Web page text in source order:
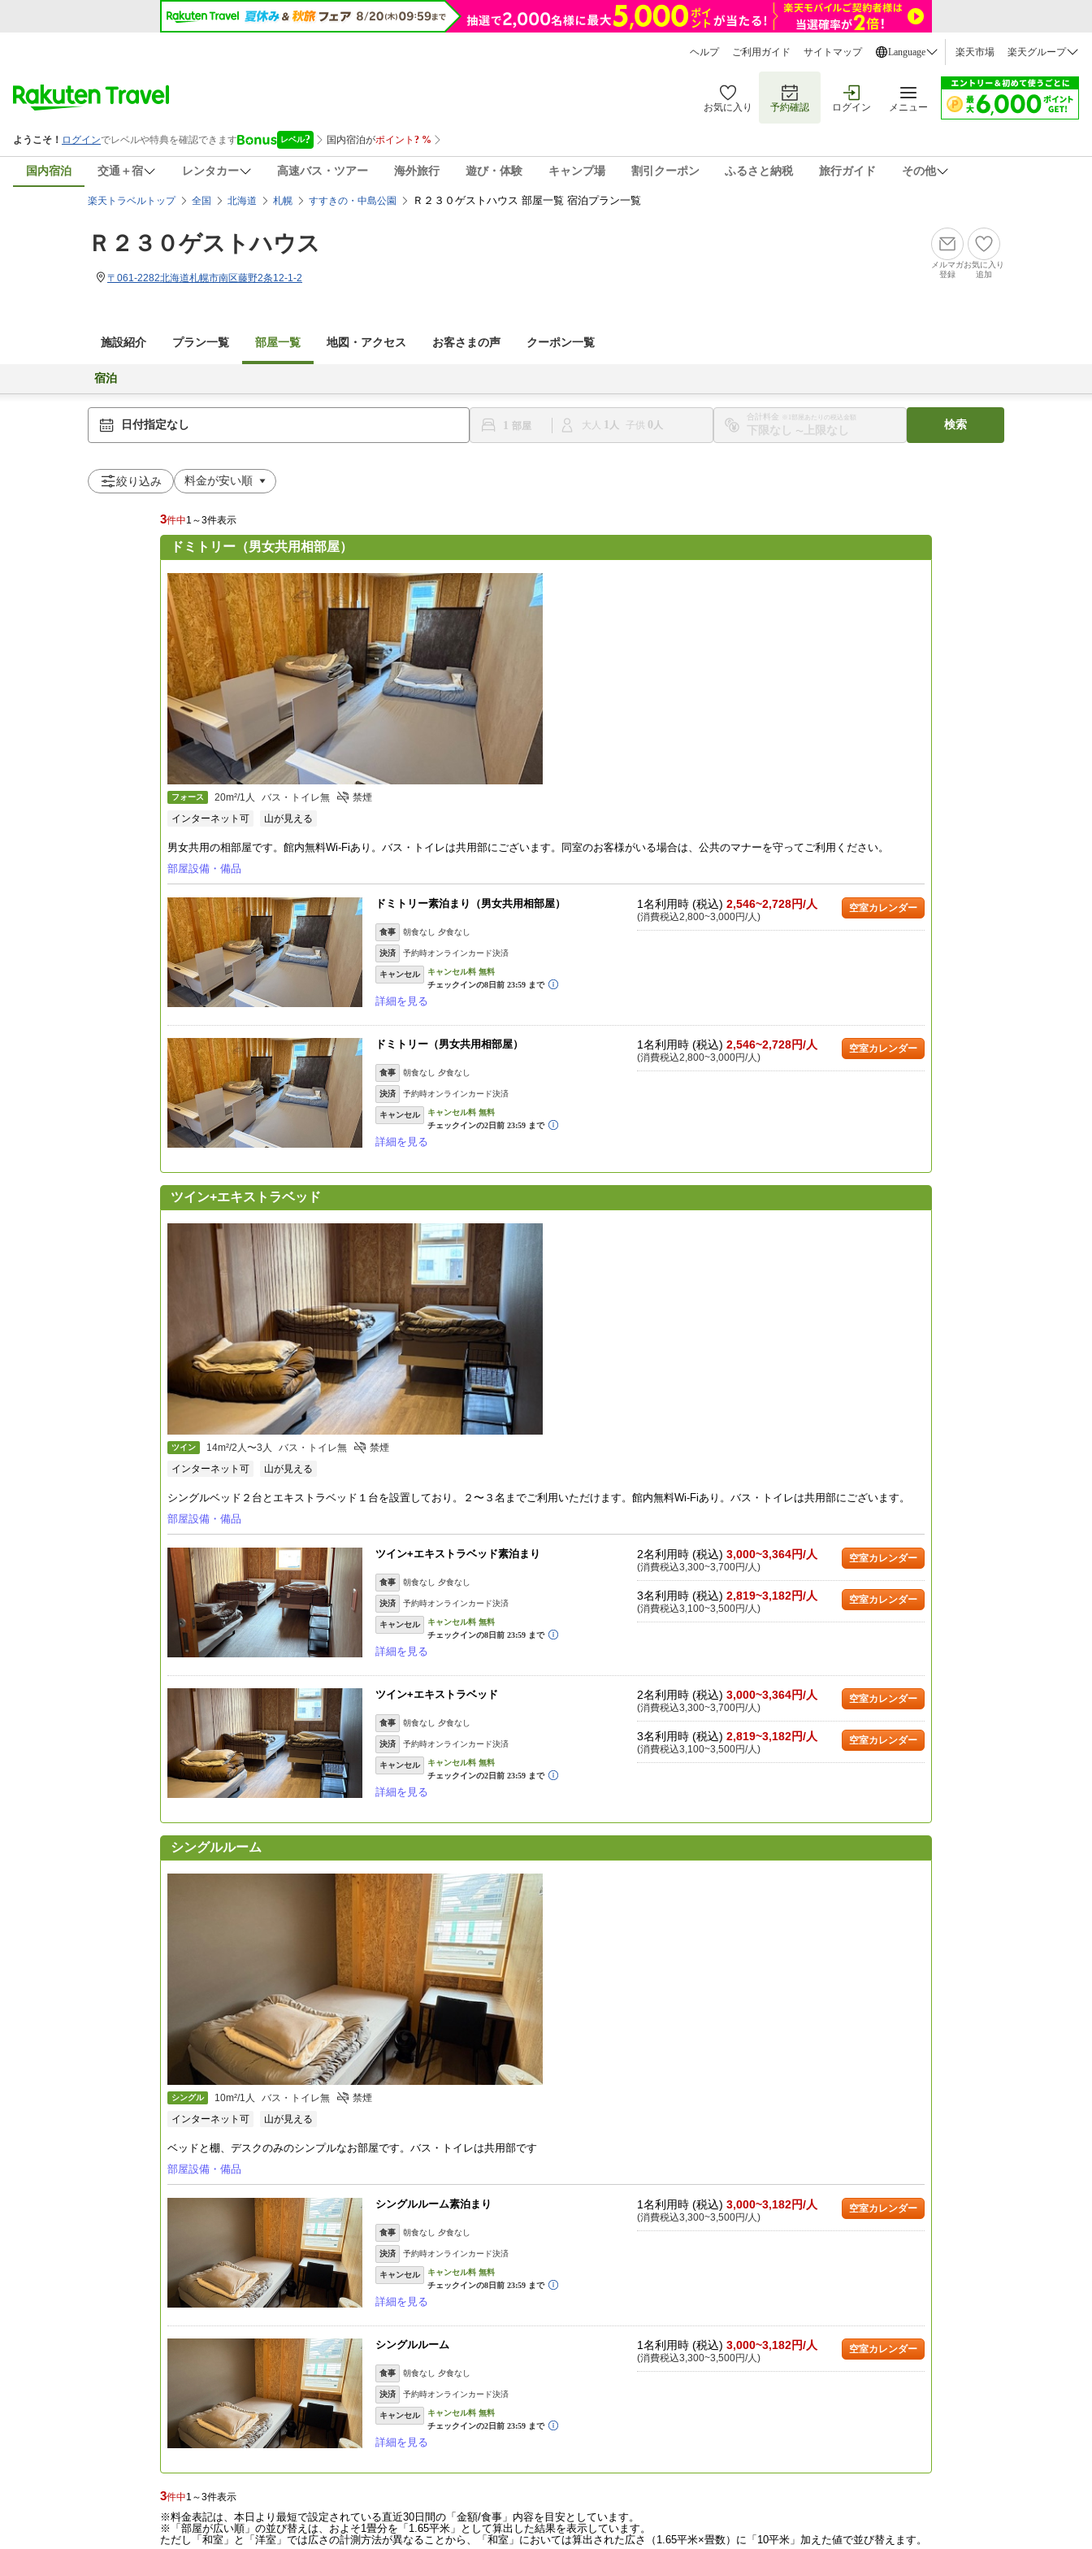
ヘルプ ご利用ガイド サイトマップ Language 楽天市場 楽天グループ
お気に入り 予約確認 ログイン メニュー
国内宿泊 交通＋宿 レンタカー 高速バス・ツアー 海外旅行 遊び・体験 キャンプ場 割引クーポン ふるさと納税 旅行ガイド その他
楽天トラベルトップ 全国 北海道 札幌 すすきの・中島公園 Ｒ２３０ゲストハウス 部屋一覧 宿泊プラン一覧
Ｒ２３０ゲストハウス
〒061-2282北海道札幌市南区藤野2条12-1-2
メルマガ
登録
お気に入り
追加
施設紹介 プラン一覧 部屋一覧 地図・アクセス お客さまの声 クーポン一覧
宿泊
日付指定なし 1 大人 1 子供 0
合計料金 ※1部屋あたりの税込金額
〜
検索
絞り込み
3件中1～3件表示
ドミトリー（男女共用相部屋）
フォース 20m²/1人 バス・トイレ無
禁煙
インターネット可
山が見える
男女共用の相部屋です。館内無料Wi-Fiあり。バス・トイレは共用部にございます。同室のお客様がいる場合は、公共のマナーを守ってご利用ください。
部屋設備・備品
ドミトリー素泊まり（男女共用相部屋）
食事 朝食なし 夕食なし
決済 予約時オンラインカード決済
キャンセル
詳細を見る
1名利用時 (税込) 2,546~2,728円/人
(消費税込2,800~3,000円/人)
空室カレンダー
ドミトリー（男女共用相部屋）
食事 朝食なし 夕食なし
決済 予約時オンラインカード決済
キャンセル
詳細を見る
1名利用時 (税込) 2,546~2,728円/人
(消費税込2,800~3,000円/人)
空室カレンダー
ツイン+エキストラベッド
ツイン 14m²/2人〜3人 バス・トイレ無
禁煙
インターネット可
山が見える
シングルベッド２台とエキストラベッド１台を設置しており。２〜３名までご利用いただけます。館内無料Wi-Fiあり。バス・トイレは共用部にございます。
部屋設備・備品
ツイン+エキストラベッド素泊まり
食事 朝食なし 夕食なし
決済 予約時オンラインカード決済
キャンセル
詳細を見る
2名利用時 (税込) 3,000~3,364円/人
(消費税込3,300~3,700円/人)
空室カレンダー
3名利用時 (税込) 2,819~3,182円/人
(消費税込3,100~3,500円/人)
空室カレンダー
ツイン+エキストラベッド
食事 朝食なし 夕食なし
決済 予約時オンラインカード決済
キャンセル
詳細を見る
2名利用時 (税込) 3,000~3,364円/人
(消費税込3,300~3,700円/人)
空室カレンダー
3名利用時 (税込) 2,819~3,182円/人
(消費税込3,100~3,500円/人)
空室カレンダー
シングルルーム
シングル 10m²/1人 バス・トイレ無
禁煙
インターネット可
山が見える
ベッドと棚、デスクのみのシンプルなお部屋です。バス・トイレは共用部です
部屋設備・備品
シングルルーム素泊まり
食事 朝食なし 夕食なし
決済 予約時オンラインカード決済
キャンセル
詳細を見る
1名利用時 (税込) 3,000~3,182円/人
(消費税込3,300~3,500円/人)
空室カレンダー
シングルルーム
食事 朝食なし 夕食なし
決済 予約時オンラインカード決済
キャンセル
詳細を見る
1名利用時 (税込) 3,000~3,182円/人
(消費税込3,300~3,500円/人)
空室カレンダー
3件中1～3件表示
※料金表記は、本日より最短で設定されている直近30日間の「金額/食事」内容を目安としています。
※「部屋が広い順」の並び替えは、およそ1畳分を「1.65平米」として算出した結果を表示しています。
ただし「和室」と「洋室」では広さの計測方法が異なることから、「和室」においては算出された広さ（1.65平米×畳数）に「10平米」加えた値で並び替えます。